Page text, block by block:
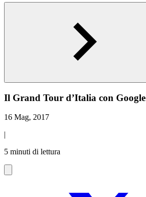
Il Grand Tour d’Italia con Google
16 Mag, 2017
|
5 minuti di lettura